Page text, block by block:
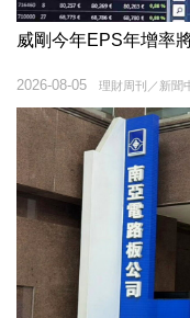
威剛今年EPS年增率
理財周刊／新聞
2026-08-05